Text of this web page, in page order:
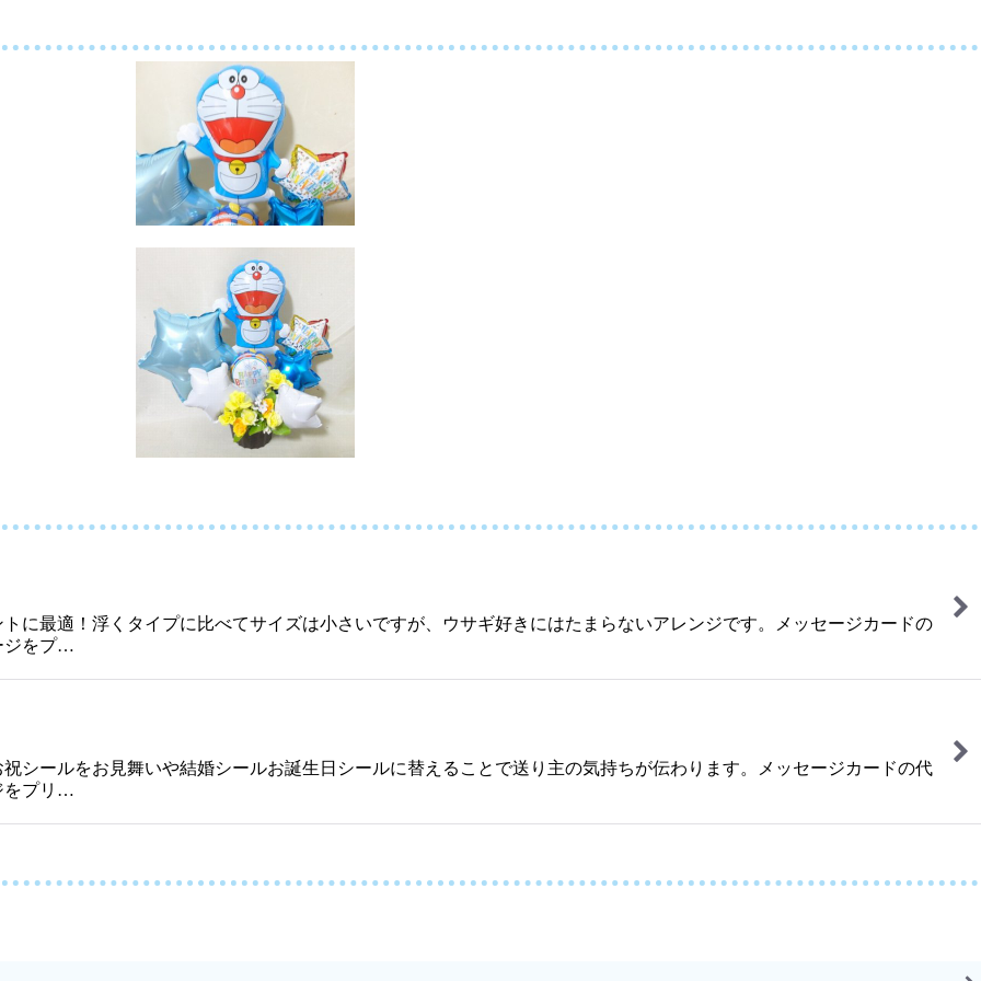
に最適！浮くタイプに比べてサイズは小さいですが、ウサギ好きにはたまらないアレンジです。メッセージカードの
ジをプ…
シールをお見舞いや結婚シールお誕生日シールに替えることで送り主の気持ちが伝わります。メッセージカードの代
をプリ…